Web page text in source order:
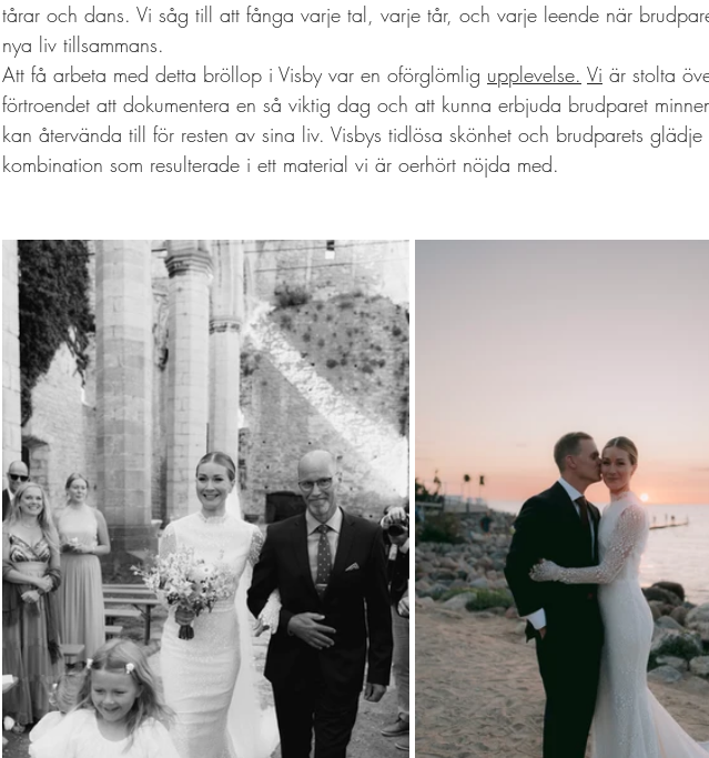
tårar och dans. Vi såg till att fånga varje tal, varje tår, och varje leende när
nya liv tillsammans.
Att få arbeta med detta bröllop i Visby var en oförglömlig upplevelse. Vi är stolta
förtroendet att dokumentera en så viktig dag och att kunna erbjuda brudparet
kan återvända till för resten av sina liv. Visbys tidlösa skönhet och brudparets
kombination som resulterade i ett material vi är oerhört nöjda med.